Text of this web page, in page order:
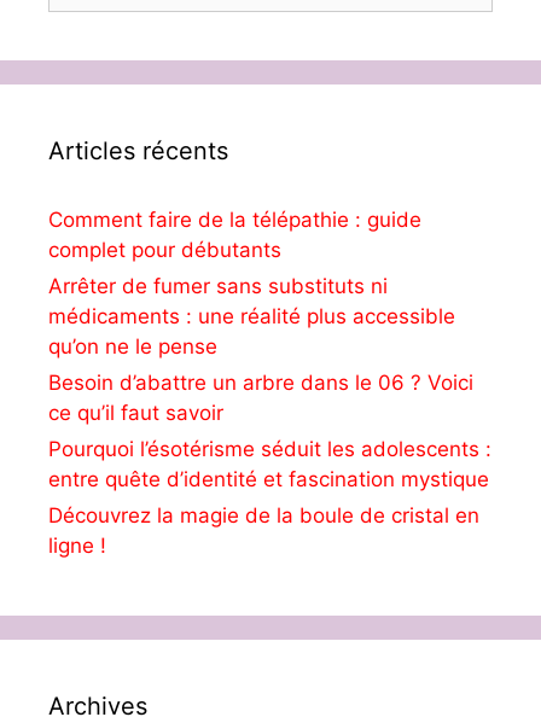
Articles récents
Comment faire de la télépathie : guide
complet pour débutants
Arrêter de fumer sans substituts ni
médicaments : une réalité plus accessible
qu’on ne le pense
Besoin d’abattre un arbre dans le 06 ? Voici
ce qu’il faut savoir
Pourquoi l’ésotérisme séduit les adolescents :
entre quête d’identité et fascination mystique
Découvrez la magie de la boule de cristal en
ligne !
Archives